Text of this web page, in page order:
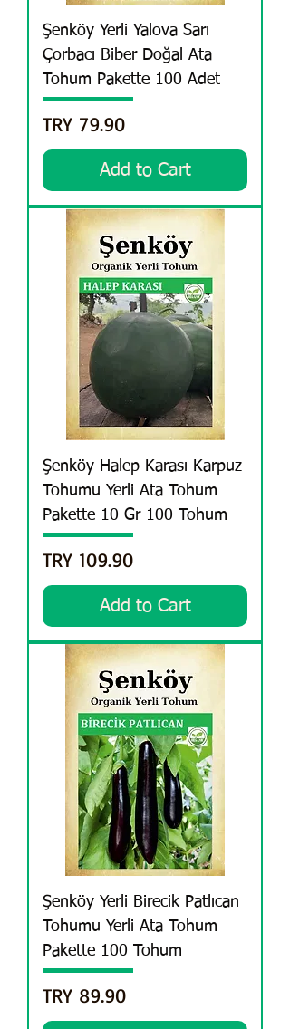
Şenköy Yerli Yalova Sarı
Çorbacı Biber Doğal Ata
Tohum Pakette 100 Adet
Price
TRY 79.90
Add to Cart
Şenköy Halep Karası Karpuz
Tohumu Yerli Ata Tohum
Pakette 10 Gr 100 Tohum
Price
TRY 109.90
Add to Cart
Şenköy Yerli Birecik Patlıcan
Tohumu Yerli Ata Tohum
Pakette 100 Tohum
Price
TRY 89.90